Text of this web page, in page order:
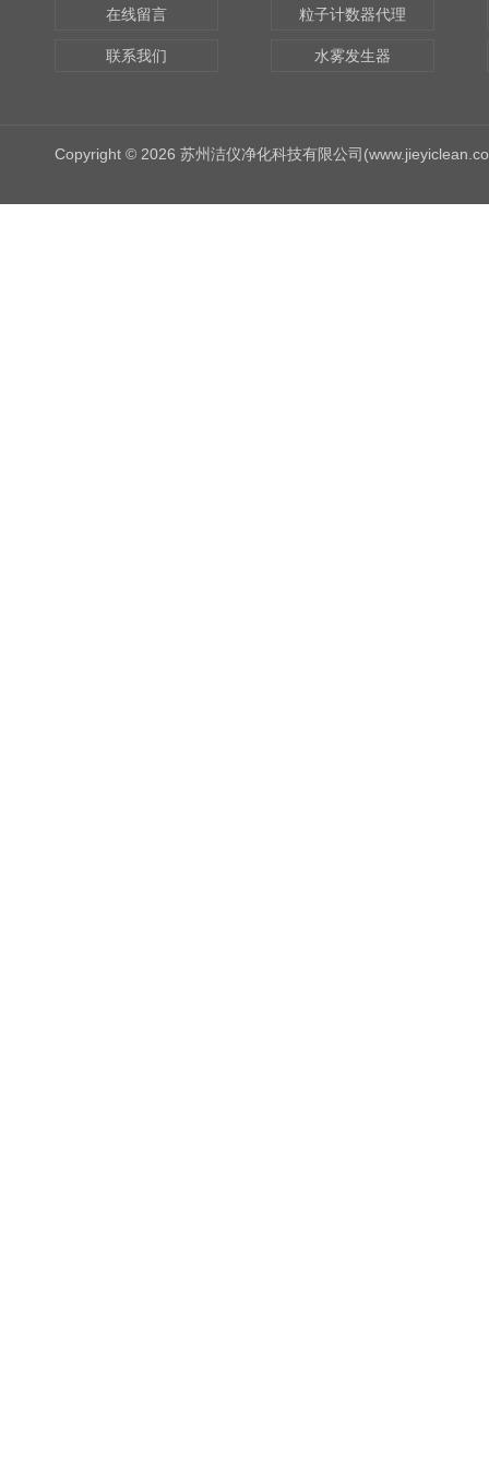
在线留言
联系我们
粒子计数器代理
水雾发生器
Copyright © 2026 苏州洁仪净化科技有限公司